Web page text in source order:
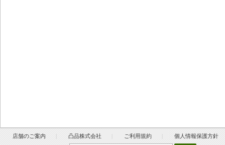
店舗のご案内 凸品株式会社 ご利用規約 個人情報保護方針